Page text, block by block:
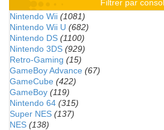
Filtrer par
Nintendo Wii (1081)
Nintendo Wii U (682)
Nintendo DS (1100)
Nintendo 3DS (929)
Retro-Gaming (15)
GameBoy Advance (67)
GameCube (422)
GameBoy (119)
Nintendo 64 (315)
Super NES (137)
NES (138)